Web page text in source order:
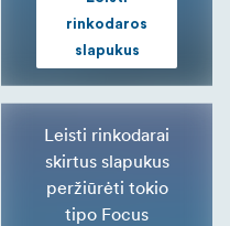
rinkodaros
slapukus
Leisti rinkodarai
skirtus slapukus
peržiūrėti tokio
tipo Focus